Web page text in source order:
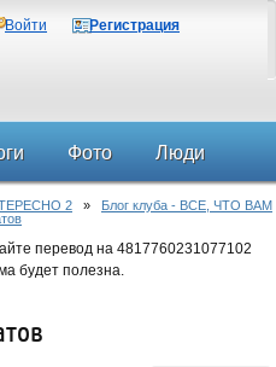
Войти Регистрация
Фото Люди
2 » Блог клуба - ВСЕ, ЧТО ВАМ
перевод на 4817760231077102
будет полезна.